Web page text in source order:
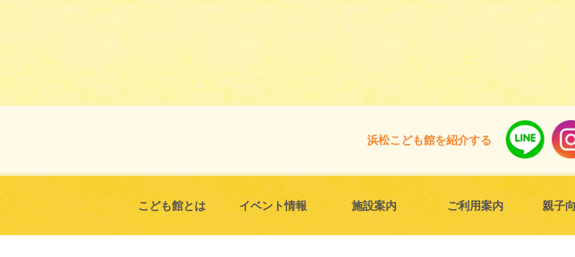
浜松こども館を紹介する
こども館とは イベント情報 施設案内 ご利用案内 親子